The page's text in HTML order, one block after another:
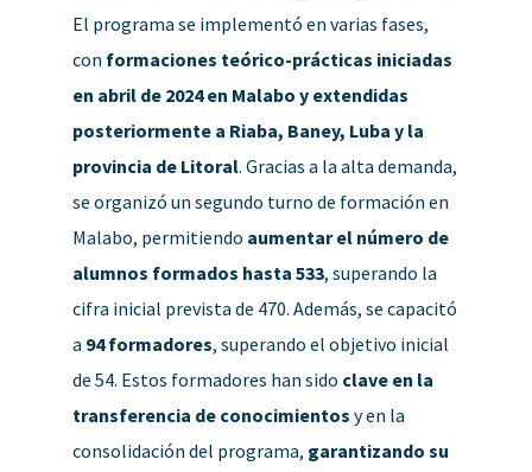
El programa se implementó en varias fases,
con formaciones teórico-prácticas iniciadas
en abril de 2024 en Malabo y extendidas
posteriormente a Riaba, Baney, Luba y la
provincia de Litoral. Gracias a la alta demanda,
se organizó un segundo turno de formación en
Malabo, permitiendo aumentar el número de
alumnos formados hasta 533, superando la
cifra inicial prevista de 470. Además, se capacitó
a 94 formadores, superando el objetivo inicial
de 54. Estos formadores han sido clave en la
transferencia de conocimientos y en la
consolidación del programa, garantizando su